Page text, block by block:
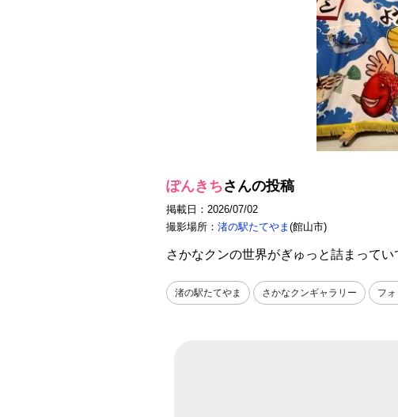
ぽんきちさんの投稿
掲載日：2026/07/02
撮影場所： 渚の駅たてやま (館山市)
さかなクンの世界がぎゅっと詰まって
渚の駅たてやま さかなクンギャラリー フ